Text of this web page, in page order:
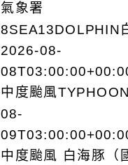
氣象署
8SEA13DOLPHIN
2026-08-
中度颱風
08-
中度颱風 白海豚（